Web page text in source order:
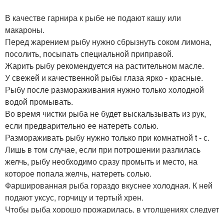
В качестве гарнира к рыбе не подают кашу или
макароны.
Перед жарением рыбу нужно сбрызнуть соком лимона,
посолить, посыпать специальной приправой.
Жарить рыбу рекомендуется на растительном масле.
У свежей и качественной рыбы глаза ярко - красные.
Рыбу после размораживания нужно только холодной
водой промывать.
Во время чистки рыба не будет выскальзывать из рук,
если предварительно ее натереть солью.
Размораживать рыбу нужно только при комнатной t - с.
Лишь в том случае, если при потрошении разлилась
желчь, рыбу необходимо сразу промыть и место, на
которое попала желчь, натереть солью.
Фаршированная рыба гораздо вкуснее холодная. К ней
подают уксус, горчицу и тертый хрен.
Чтобы рыба хорошо прожарилась, в утолщениях следует